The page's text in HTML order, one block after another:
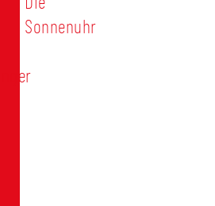
Sonnenuhr